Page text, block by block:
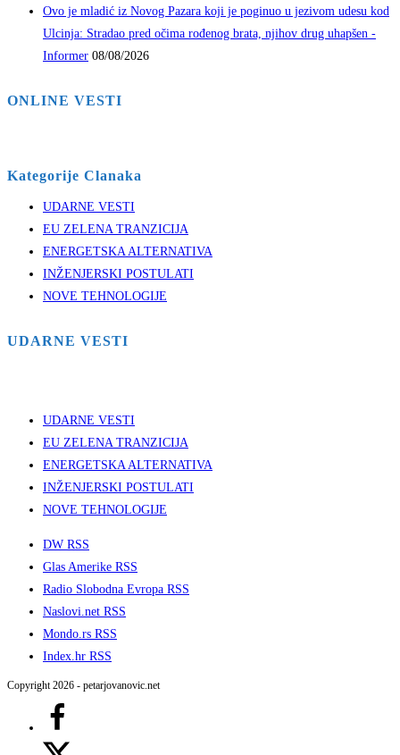
Ovo je mladić iz Novog Pazara koji je poginuo u jezivom udesu kod
Ulcinja: Stradao pred očima rođenog brata, njihov drug uhapšen -
Informer 08/08/2026
ONLINE VESTI
Kategorije Clanaka
UDARNE VESTI
EU ZELENA TRANZICIJA
ENERGETSKA ALTERNATIVA
INŽENJERSKI POSTULATI
NOVE TEHNOLOGIJE
UDARNE VESTI
UDARNE VESTI
EU ZELENA TRANZICIJA
ENERGETSKA ALTERNATIVA
INŽENJERSKI POSTULATI
NOVE TEHNOLOGIJE
DW RSS
Glas Amerike RSS
Radio Slobodna Evropa RSS
Naslovi.net RSS
Mondo.rs RSS
Index.hr RSS
Copyright 2026 - petarjovanovic.net